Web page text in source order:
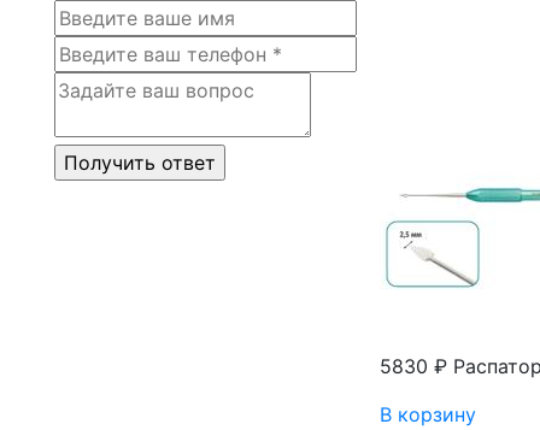
5830 ₽
В корзину